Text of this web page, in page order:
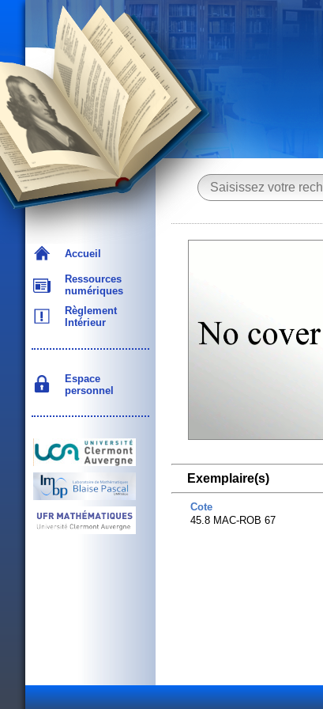
Accueil
Ressources
numériques
Règlement
Intérieur
Espace
personnel
Exemplaire(s)
Cote
45.8 MAC-ROB 67